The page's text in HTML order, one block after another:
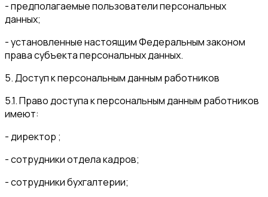
- предполагаемые пользователи персональных
данных;
- установленные настоящим Федеральным законом
права субъекта персональных данных.
5. Доступ к персональным данным работников
5.1. Право доступа к персональным данным работников
имеют:
- директор ;
- сотрудники отдела кадров;
- сотрудники бухгалтерии;